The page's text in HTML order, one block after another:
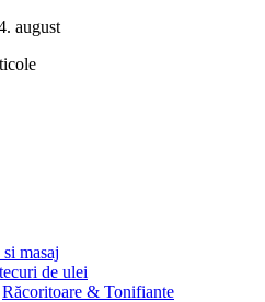
august
masaj
de ulei
Răcoritoare & Tonifiante